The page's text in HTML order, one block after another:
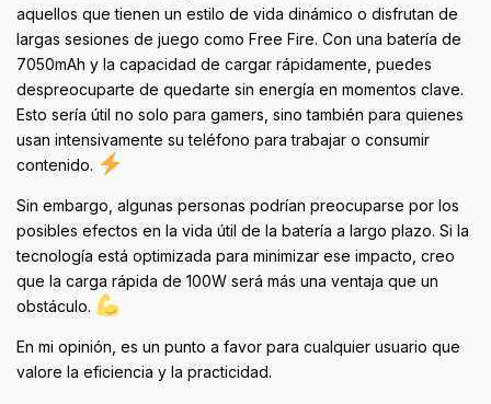
aquellos que tienen un estilo de vida dinámico o disfrutan de
largas sesiones de juego como Free Fire. Con una batería de
7050mAh y la capacidad de cargar rápidamente, puedes
despreocuparte de quedarte sin energía en momentos clave.
Esto sería útil no solo para gamers, sino también para quienes
usan intensivamente su teléfono para trabajar o consumir
contenido.
Sin embargo, algunas personas podrían preocuparse por los
posibles efectos en la vida útil de la batería a largo plazo. Si la
tecnología está optimizada para minimizar ese impacto, creo
que la carga rápida de 100W será más una ventaja que un
obstáculo.
En mi opinión, es un punto a favor para cualquier usuario que
valore la eficiencia y la practicidad.